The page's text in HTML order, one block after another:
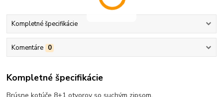
Kompletné špecifikácie
Komentáre 0
Kompletné špecifikácie